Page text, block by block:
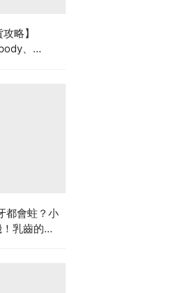
略】
、
都會蛀？小
乳齒的琺